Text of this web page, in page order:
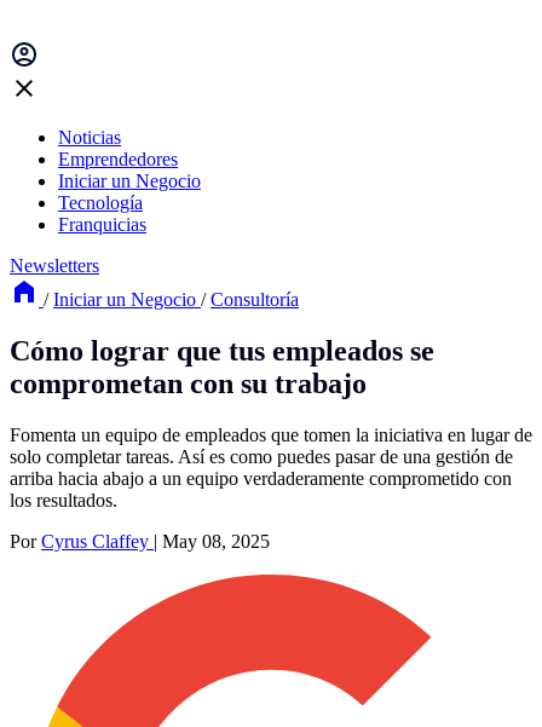
Noticias
Emprendedores
Iniciar un Negocio
Tecnología
Franquicias
Newsletters
/ Iniciar un Negocio / Consultoría
Cómo lograr que tus empleados se
comprometan con su trabajo
Fomenta un equipo de empleados que tomen la iniciativa en lugar de
solo completar tareas. Así es como puedes pasar de una gestión de
arriba hacia abajo a un equipo verdaderamente comprometido con
los resultados.
PorCyrus Claffey | May 08, 2025